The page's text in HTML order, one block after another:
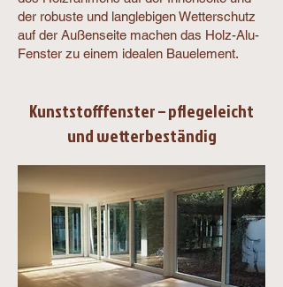
der robuste und langlebigen Wetterschutz
auf der Außenseite machen das Holz-Alu-
Fenster zu einem idealen Bauelement.
Kunststofffenster – pflegeleicht
und wetterbeständig